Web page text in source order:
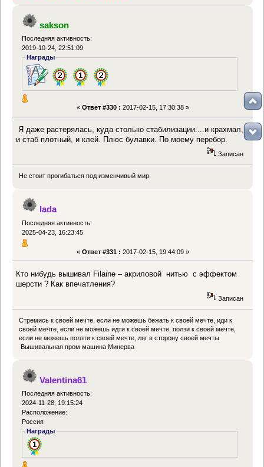
sakson
Последняя активность:
2019-10-24, 22:51:09
Награды
« Ответ #330 : 2017-02-15, 17:30:38 »
Я даже растерялась, куда столько стабилизации....и крахмал,
и стаб плотный, и клей. Плюс булавки. По моему перебор.
Записан
Не стоит прогибаться под изменчивый мир.
lada
Последняя активность:
2025-04-23, 16:23:45
« Ответ #331 : 2017-02-15, 19:44:09 »
Кто нибудь вышивал Filaine – акриловой нитью с эффектом
шерсти ? Как впечатления?
Записан
Стремись к своей мечте, если не можешь бежать к своей мечте, иди к
своей мечте, если не можешь идти к своей мечте, ползи к своей мечте,
если не можешь ползти к своей мечте, ляг в сторону своей мечты
Вышивальная пром машина Минерва
Valentina61
Последняя активность:
2024-11-28, 19:15:24
Расположение:
Россия
Награды